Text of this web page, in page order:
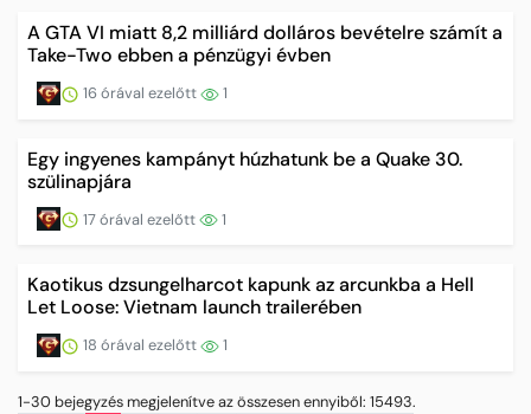
A GTA VI miatt 8,2 milliárd dolláros bevételre számít a
Take-Two ebben a pénzügyi évben
16 órával ezelőtt 1
Egy ingyenes kampányt húzhatunk be a Quake 30.
szülinapjára
17 órával ezelőtt 1
Kaotikus dzsungelharcot kapunk az arcunkba a Hell
Let Loose: Vietnam launch trailerében
18 órával ezelőtt 1
1-30 bejegyzés megjelenítve az összesen ennyiből: 15493.